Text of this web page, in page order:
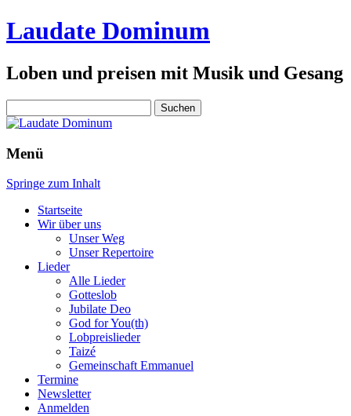
Laudate Dominum
Loben und preisen mit Musik und Gesang
nach:
Menü
Springe zum Inhalt
Startseite
Wir über uns
Unser Weg
Unser Repertoire
Lieder
Alle Lieder
Gotteslob
Jubilate Deo
God for You(th)
Lobpreislieder
Taizé
Gemeinschaft Emmanuel
Termine
Newsletter
Anmelden